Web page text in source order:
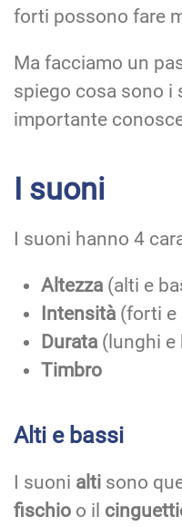
forti possono fare
Ma facciamo un
spiego cosa sono i
importante
I suoni
I suoni hanno 4
Altezza (alti e
Intensità (forti e
Durata (lunghi e
Timbro
Alti e bassi
I suoni alti sono
fischio o il